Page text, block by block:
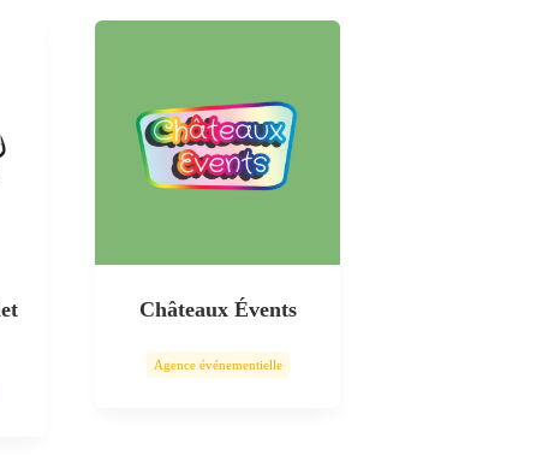
Châteaux Évents
Agence événementielle